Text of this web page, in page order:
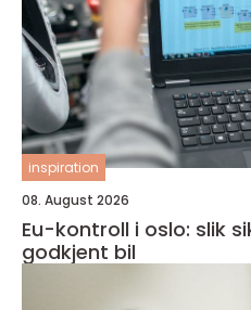
inspiration
08. August 2026
Eu-kontroll i oslo: slik
godkjent bil